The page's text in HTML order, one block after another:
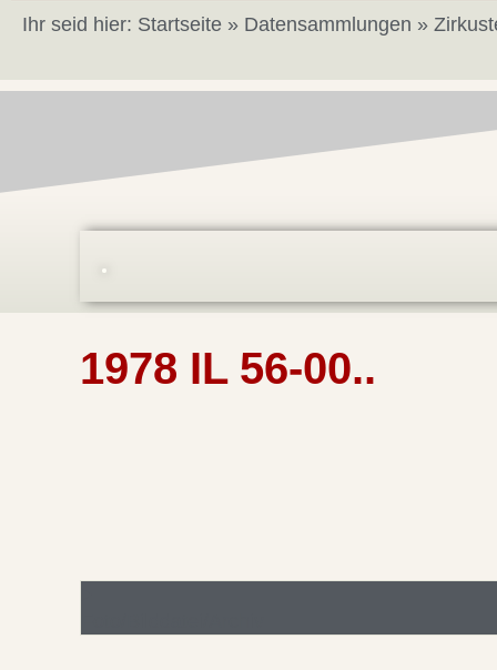
Ihr seid hier: Startseite » Datensammlungen »
1978 IL 56-00..